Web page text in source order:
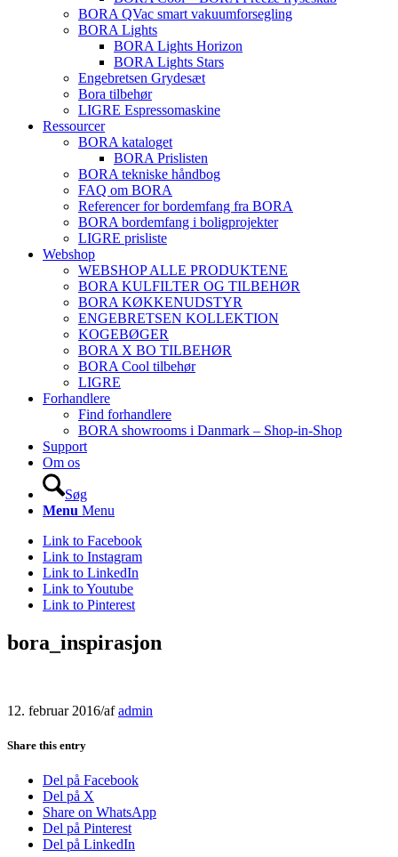
BORA QVac smart vakuumforsegling
BORA Lights
BORA Lights Horizon
BORA Lights Stars
Engebretsen Grydesæt
Bora tilbehør
LIGRE Espressomaskine
Ressourcer
BORA kataloget
BORA Prislisten
BORA tekniske håndbog
FAQ om BORA
Referencer for bordemfang fra BORA
BORA bordemfang i boligprojekter
LIGRE prisliste
Webshop
WEBSHOP ALLE PRODUKTENE
BORA KULFILTER OG TILBEHØR
BORA KØKKENUDSTYR
ENGEBRETSEN KOLLEKTION
KOGEBØGER
BORA X BO TILBEHØR
BORA Cool tilbehør
LIGRE
Forhandlere
Find forhandlere
BORA showrooms i Danmark – Shop-in-Shop
Support
Om os
Søg
Menu Menu
Link to Facebook
Link to Instagram
Link to LinkedIn
Link to Youtube
Link to Pinterest
bora_inspirasjon
12. februar 2016/afadmin
Share this entry
Del på Facebook
Del på X
Share on WhatsApp
Del på Pinterest
Del på LinkedIn